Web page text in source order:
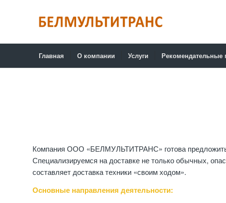
Главная О компании Услуги Рекомендательные
Компания ООО «БЕЛМУЛЬТИТРАНС» готова предложить
Специализируемся на доставке не только обычных,
составляет доставка техники «своим ходом».
Основные направления деятельности: